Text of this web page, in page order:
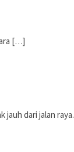
[…]
jauh dari jalan raya.